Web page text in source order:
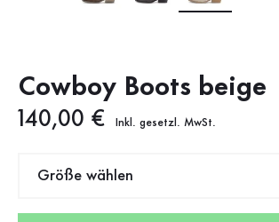
Cowboy Boots beige
Neuer Preis
140,00 € Inkl. gesetzl. MwSt.
Größe wählen